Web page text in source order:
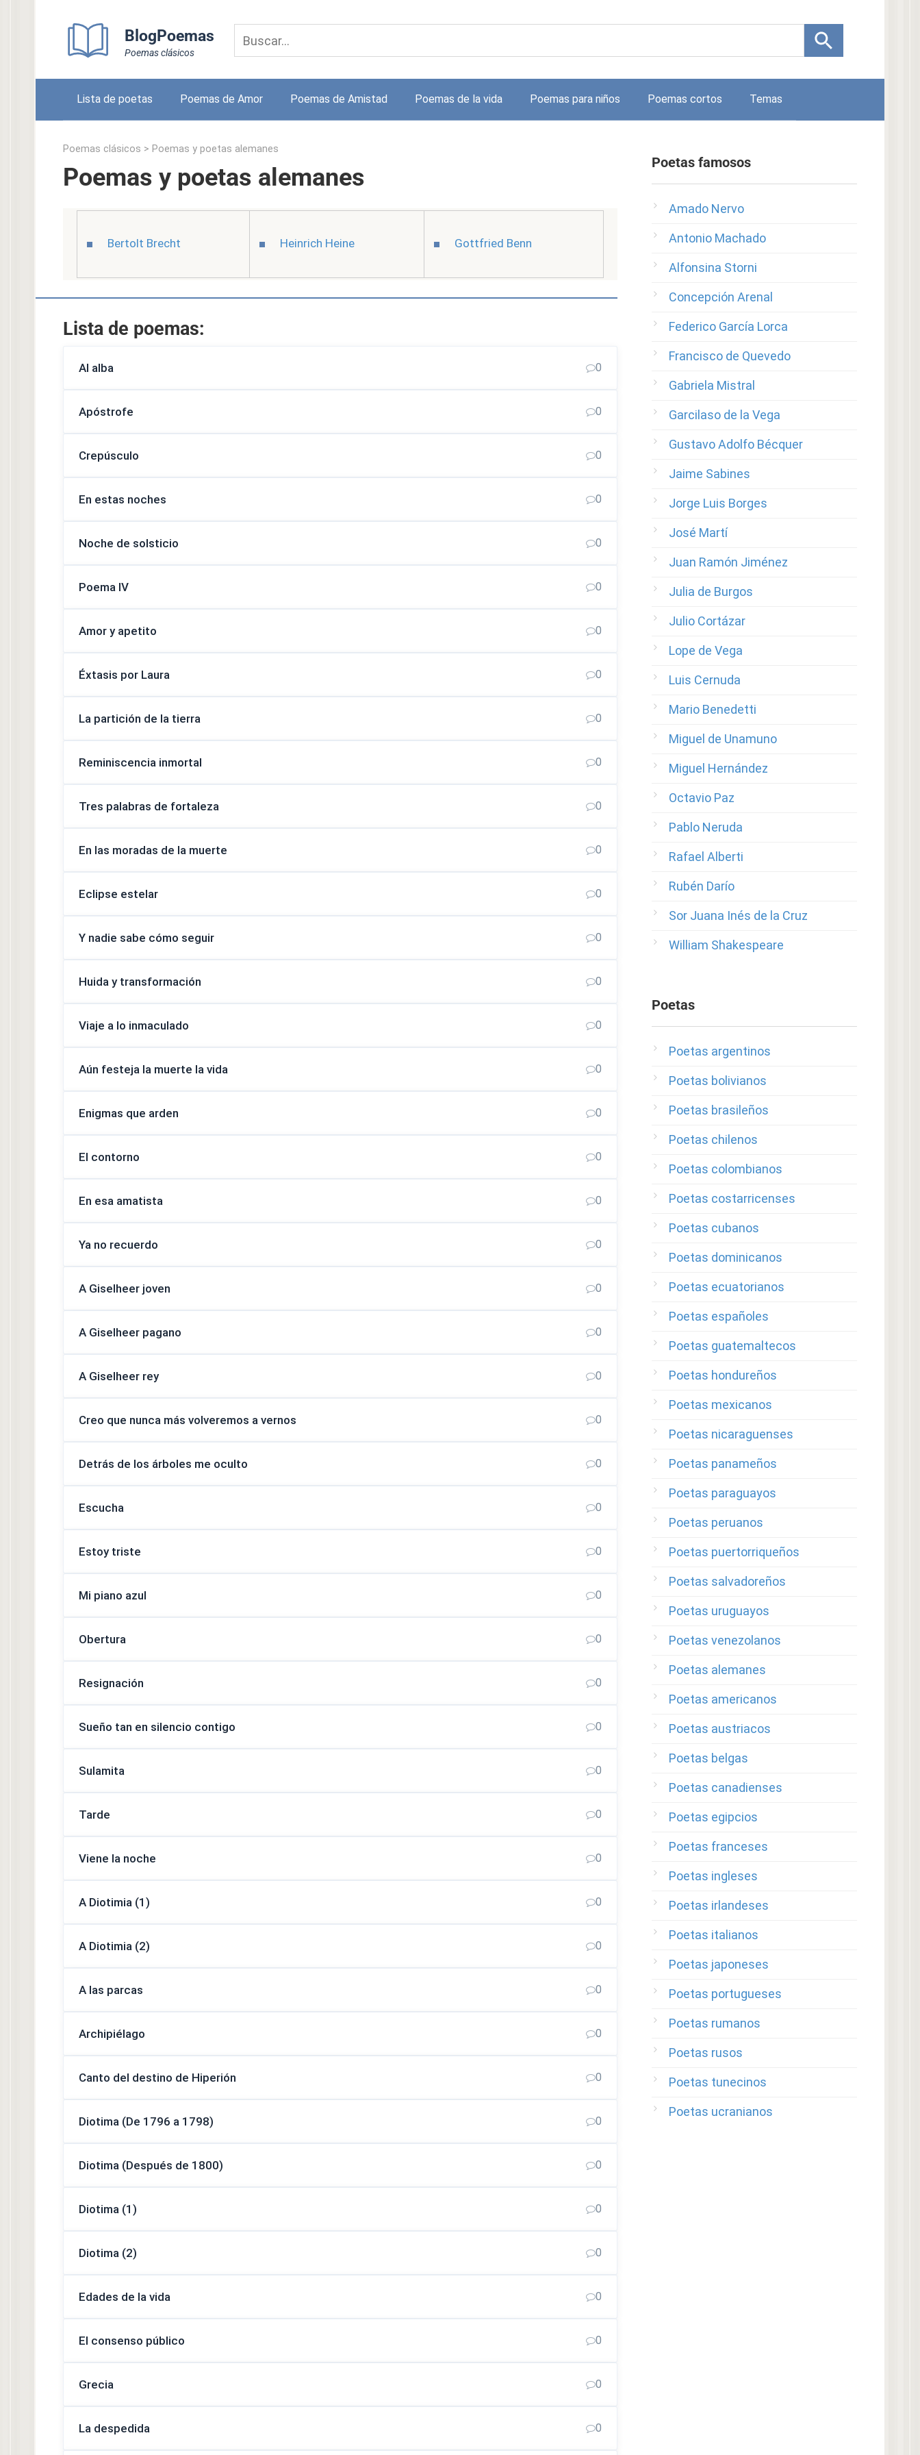
BlogPoemas
Poemas clásicos
Lista de poetas Poemas de Amor Poemas de Amistad Poemas de la vida Poemas para niños Poemas cortos Temas
Poemas clásicos > Poemas y poetas alemanes
Poemas y poetas alemanes
Bertolt Brecht Heinrich Heine Gottfried Benn
Lista de poemas:
Al alba 0
Apóstrofe 0
Crepúsculo 0
En estas noches 0
Noche de solsticio 0
Poema IV 0
Amor y apetito 0
Éxtasis por Laura 0
La partición de la tierra 0
Reminiscencia inmortal 0
Tres palabras de fortaleza 0
En las moradas de la muerte 0
Eclipse estelar 0
Y nadie sabe cómo seguir 0
Huida y transformación 0
Viaje a lo inmaculado 0
Aún festeja la muerte la vida 0
Enigmas que arden 0
El contorno 0
En esa amatista 0
Ya no recuerdo 0
A Giselheer joven 0
A Giselheer pagano 0
A Giselheer rey 0
Creo que nunca más volveremos a vernos 0
Detrás de los árboles me oculto 0
Escucha 0
Estoy triste 0
Mi piano azul 0
Obertura 0
Resignación 0
Sueño tan en silencio contigo 0
Sulamita 0
Tarde 0
Viene la noche 0
A Diotimia (1) 0
A Diotimia (2) 0
A las parcas 0
Archipiélago 0
Canto del destino de Hiperión 0
Diotima (De 1796 a 1798) 0
Diotima (Después de 1800) 0
Diotima (1) 0
Diotima (2) 0
Edades de la vida 0
El consenso público 0
Grecia 0
La despedida 0
Poetas famosos
Amado Nervo
Antonio Machado
Alfonsina Storni
Concepción Arenal
Federico García Lorca
Francisco de Quevedo
Gabriela Mistral
Garcilaso de la Vega
Gustavo Adolfo Bécquer
Jaime Sabines
Jorge Luis Borges
José Martí
Juan Ramón Jiménez
Julia de Burgos
Julio Cortázar
Lope de Vega
Luis Cernuda
Mario Benedetti
Miguel de Unamuno
Miguel Hernández
Octavio Paz
Pablo Neruda
Rafael Alberti
Rubén Darío
Sor Juana Inés de la Cruz
William Shakespeare
Poetas
Poetas argentinos
Poetas bolivianos
Poetas brasileños
Poetas chilenos
Poetas colombianos
Poetas costarricenses
Poetas cubanos
Poetas dominicanos
Poetas ecuatorianos
Poetas españoles
Poetas guatemaltecos
Poetas hondureños
Poetas mexicanos
Poetas nicaraguenses
Poetas panameños
Poetas paraguayos
Poetas peruanos
Poetas puertorriqueños
Poetas salvadoreños
Poetas uruguayos
Poetas venezolanos
Poetas alemanes
Poetas americanos
Poetas austriacos
Poetas belgas
Poetas canadienses
Poetas egipcios
Poetas franceses
Poetas ingleses
Poetas irlandeses
Poetas italianos
Poetas japoneses
Poetas portugueses
Poetas rumanos
Poetas rusos
Poetas tunecinos
Poetas ucranianos